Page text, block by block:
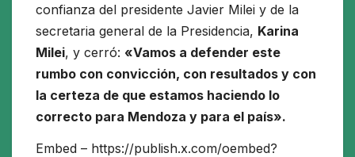
confianza del presidente Javier Milei y de la
secretaria general de la Presidencia, Karina
Milei, y cerró: «Vamos a defender este
rumbo con convicción, con resultados y con
la certeza de que estamos haciendo lo
correcto para Mendoza y para el país».
Embed – https://publish.x.com/oembed?